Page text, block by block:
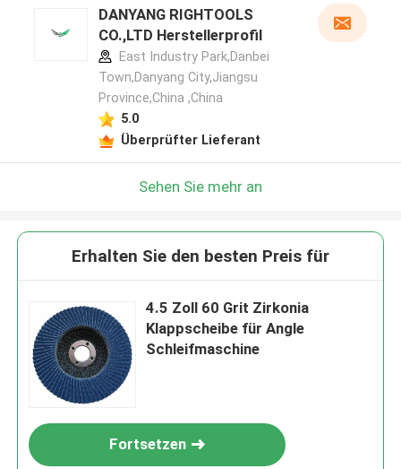
DANYANG RIGHTOOLS
CO.,LTD Herstellerprofil
East Industry Park,Danbei
Town,Danyang City,Jiangsu
Province,China ,China
5.0
Überprüfter Lieferant
Sehen Sie mehr an
Erhalten Sie den besten Preis für
4.5 Zoll 60 Grit Zirkonia
Klappscheibe für Angle
Schleifmaschine
Fortsetzen